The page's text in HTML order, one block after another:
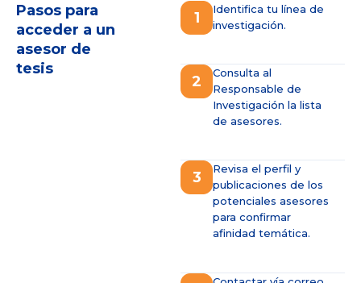
Pasos para
acceder a un
asesor de
tesis
1
Identifica tu línea de
investigación.
2
Consulta al
Responsable de
Investigación la lista
de asesores.
3
Revisa el perfil y
publicaciones de los
potenciales asesores
para confirmar
afinidad temática.